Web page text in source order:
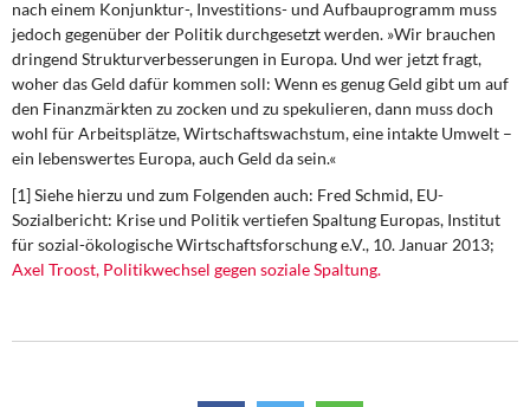
nach einem Konjunktur-, Investitions- und Aufbauprogramm muss
jedoch gegenüber der Politik durchgesetzt werden. »Wir brauchen
dringend Strukturverbesserungen in Europa. Und wer jetzt fragt,
woher das Geld dafür kommen soll: Wenn es genug Geld gibt um auf
den Finanzmärkten zu zocken und zu spekulieren, dann muss doch
wohl für Arbeitsplätze, Wirtschaftswachstum, eine intakte Umwelt –
ein lebenswertes Europa, auch Geld da sein.«
[1] Siehe hierzu und zum Folgenden auch: Fred Schmid, EU-
Sozialbericht: Krise und Politik vertiefen Spaltung Europas, Institut
für sozial-ökologische Wirtschaftsforschung e.V., 10. Januar 2013;
Axel Troost, Politikwechsel gegen soziale Spaltung.